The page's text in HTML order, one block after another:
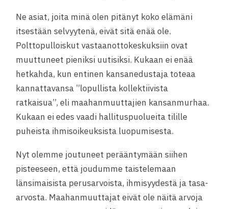
Ne asiat, joita minä olen pitänyt koko elämäni
itsestään selvyytenä, eivät sitä enää ole.
Polttopulloiskut vastaanottokeskuksiin ovat
muuttuneet pieniksi uutisiksi. Kukaan ei enää
hetkahda, kun entinen kansanedustaja toteaa
kannattavansa ”lopullista kollektiivista
ratkaisua”, eli maahanmuuttajien kansanmurhaa.
Kukaan ei edes vaadi hallituspuolueita tilille
puheista ihmisoikeuksista luopumisesta.
Nyt olemme joutuneet perääntymään siihen
pisteeseen, että joudumme taistelemaan
länsimaisista perusarvoista, ihmisyydestä ja tasa-
arvosta. Maahanmuuttajat eivät ole näitä arvoja